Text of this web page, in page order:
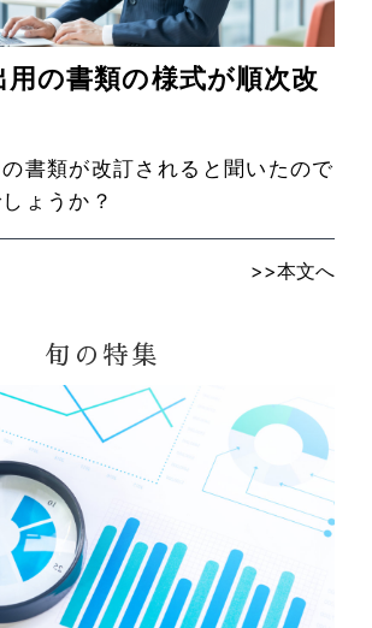
用の書類の様式が順次改
書類が改訂されると聞いたので
ょうか？
>>本文へ
旬の特集